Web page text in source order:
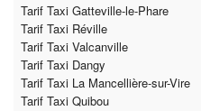
Tarif Taxi Gatteville-le-Phare
Tarif Taxi Réville
Tarif Taxi Valcanville
Tarif Taxi Dangy
Tarif Taxi La Mancellière-sur-Vire
Tarif Taxi Quibou